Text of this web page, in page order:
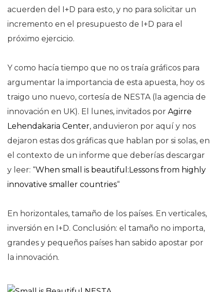
acuerden del I+D para esto, y no para solicitar un
incremento en el presupuesto de I+D para el
próximo ejercicio.
Y como hacía tiempo que no os traía gráficos para
argumentar la importancia de esta apuesta, hoy os
traigo uno nuevo, cortesía de NESTA (la agencia de
innovación en UK). El lunes, invitados por Agirre
Lehendakaria Center, anduvieron por aquí y nos
dejaron estas dos gráficas que hablan por si solas, en
el contexto de un informe que deberías descargar
y leer: “When small is beautiful:Lessons from highly
innovative smaller countries“
En horizontales, tamaño de los países. En verticales,
inversión en I+D. Conclusión: el tamaño no importa,
grandes y pequeños países han sabido apostar por
la innovación.